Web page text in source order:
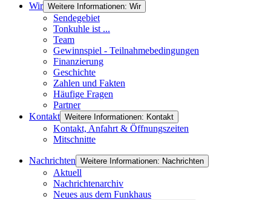
Wir Weitere Informationen: Wir
Sendegebiet
Tonkuhle ist ...
Team
Gewinnspiel - Teilnahmebedingungen
Finanzierung
Geschichte
Zahlen und Fakten
Häufige Fragen
Partner
Kontakt Weitere Informationen: Kontakt
Kontakt, Anfahrt & Öffnungszeiten
Mitschnitte
Nachrichten Weitere Informationen: Nachrichten
Aktuell
Nachrichtenarchiv
Neues aus dem Funkhaus